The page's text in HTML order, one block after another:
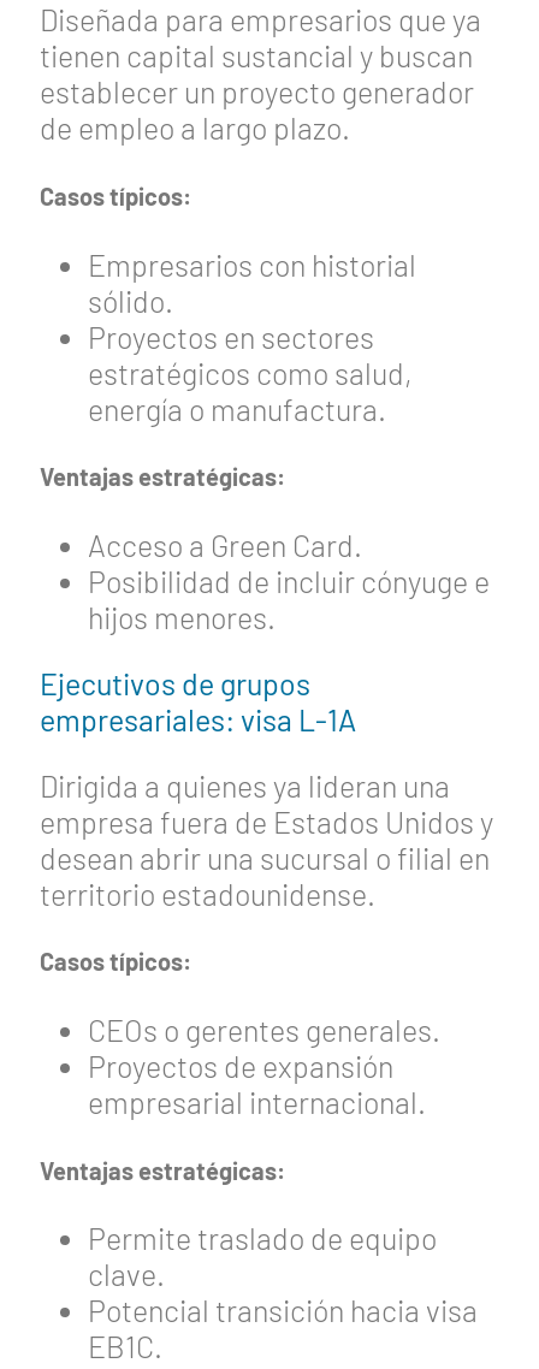
Diseñada para empresarios que ya
tienen capital sustancial y buscan
establecer un proyecto generador
de empleo a largo plazo.
Casos típicos:
Empresarios con historial
sólido.
Proyectos en sectores
estratégicos como salud,
energía o manufactura.
Ventajas estratégicas:
Acceso a Green Card.
Posibilidad de incluir cónyuge e
hijos menores.
Ejecutivos de grupos
empresariales: visa L-1A
Dirigida a quienes ya lideran una
empresa fuera de Estados Unidos y
desean abrir una sucursal o filial en
territorio estadounidense.
Casos típicos:
CEOs o gerentes generales.
Proyectos de expansión
empresarial internacional.
Ventajas estratégicas:
Permite traslado de equipo
clave.
Potencial transición hacia visa
EB1C.